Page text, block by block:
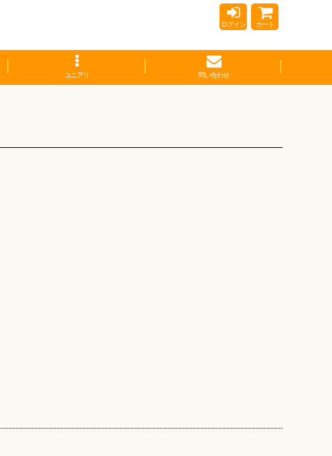
ログイン カート
ユニアリ 問い合わせ